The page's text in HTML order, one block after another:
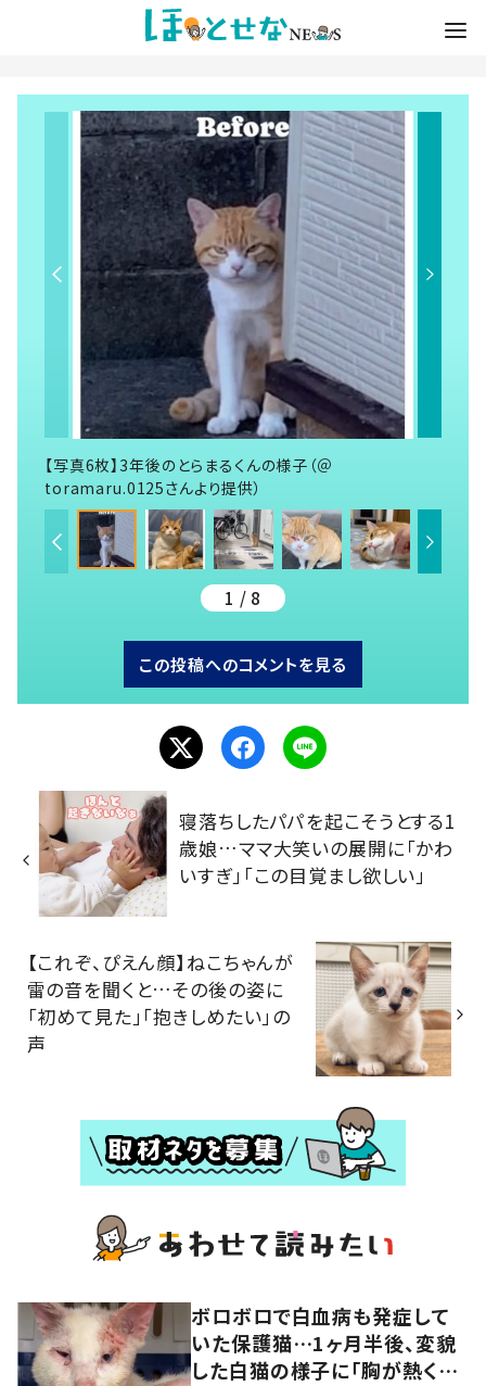
【写真6枚】3年後のとらまるくんの様子（＠
toramaru.0125さんより提供）
1 / 8
この投稿へのコメントを見る
寝落ちしたパパを起こそうとする1
歳娘…ママ大笑いの展開に「かわ
いすぎ」「この目覚まし欲しい」
【これぞ、ぴえん顔】ねこちゃんが
雷の音を聞くと…その後の姿に
「初めて見た」「抱きしめたい」の
声
ボロボロで白血病も発症して
いた保護猫…1ヶ月半後、変貌
した白猫の様子に「胸が熱くな